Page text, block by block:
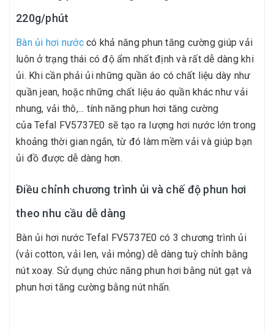
220g/phút
Bàn ủi hơi nướccó khả năng phun tăng cường giúp vải
luôn ở trạng thái có độ ẩm nhất định và rất dễ dàng khi
ủi. Khi cần phải ủi những quần áo có chất liệu dày như
quần jean, hoặc những chất liệu áo quần khác như vải
nhung, vải thô,... tính năng phun hơi tăng cường
của Tefal FV5737E0 sẽ tạo ra lượng hơi nước lớn trong
khoảng thời gian ngắn, từ đó làm mềm vải và giúp bạn
ủi đồ được dễ dàng hơn.
Điều chỉnh chương trình ủi và chế độ phun hơi
theo nhu cầu dễ dàng
Bàn ủi hơi nước Tefal FV5737E0 có 3 chương trình ủi
(vải cotton, vải len, vải mỏng) dễ dàng tuỳ chỉnh bằng
nút xoay. Sử dụng chức năng phun hơi bằng nút gạt và
phun hơi tăng cường bằng nút nhấn.